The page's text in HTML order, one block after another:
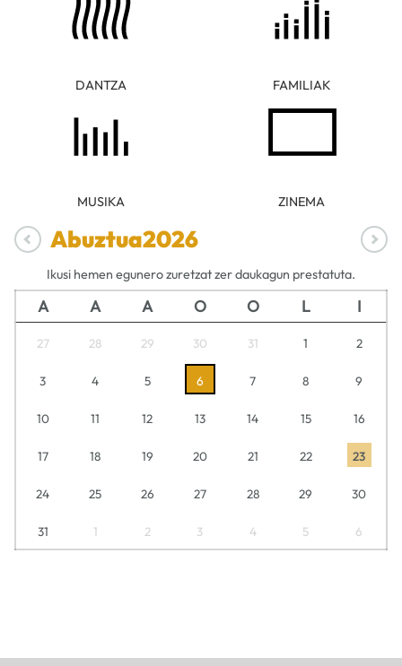
DANTZA FAMILIAK
MUSIKA ZINEMA
Abuztua2026
Ikusi hemen egunero zuretzat zer daukagun prestatuta.
A A A O O L I
27 28 29 30 31 1 2
3 4 5 6 7 8 9
10 11 12 13 14 15 16
17 18 19 20 21 22 23
24 25 26 27 28 29 30
31 1 2 3 4 5 6